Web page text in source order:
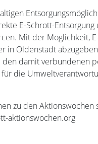
E-Schrott-
Mit der Möglichkeit,
in Oldenstadt
damit verbundenen
die
zu den
aktionswochen.org